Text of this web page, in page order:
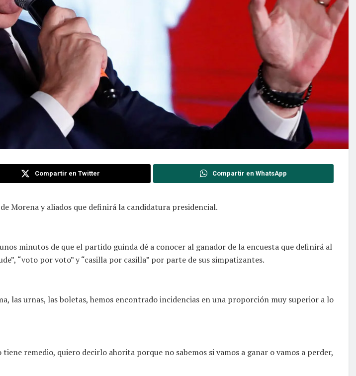
Compartir en Twitter Compartir en WhatsApp
Morena y aliados que definirá la candidatura presidencial.
minutos de que el partido guinda dé a conocer al ganador de la encuesta que definirá al
“voto por voto” y “casilla por casilla” por parte de sus simpatizantes.
las urnas, las boletas, hemos encontrado incidencias en una proporción muy superior a lo
remedio, quiero decirlo ahorita porque no sabemos si vamos a ganar o vamos a perder,